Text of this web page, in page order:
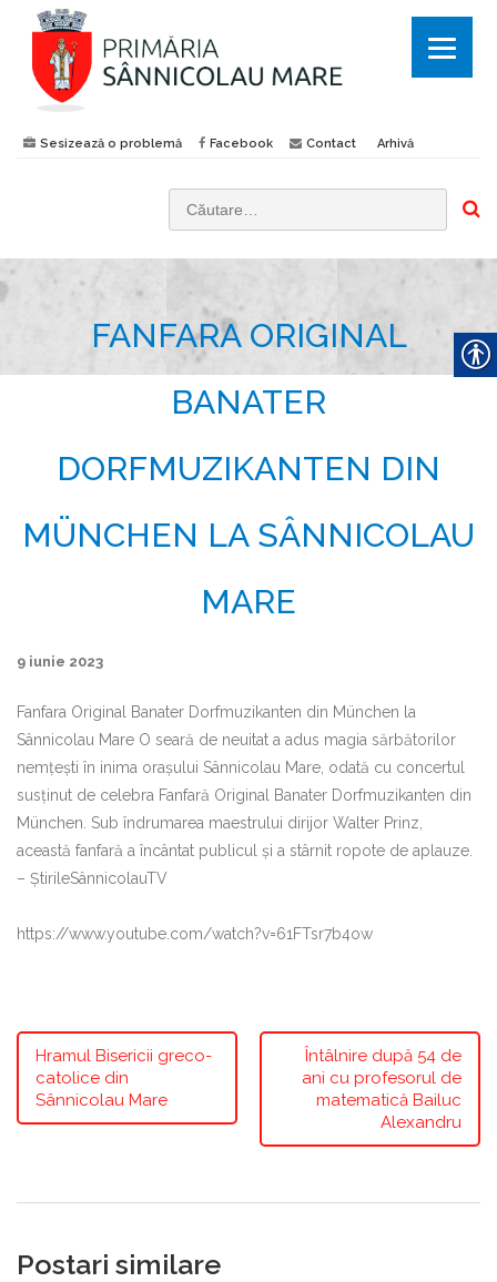
Sesizează o problemă Facebook Contact Arhivă
FANFARA ORIGINAL
BANATER
DORFMUZIKANTEN DIN
MÜNCHEN LA SÂNNICOLAU
MARE
9 iunie 2023
Fanfara Original Banater Dorfmuzikanten din München la
Sânnicolau Mare O seară de neuitat a adus magia sărbătorilor
nemțești în inima orașului Sânnicolau Mare, odată cu concertul
susținut de celebra Fanfară Original Banater Dorfmuzikanten din
München. Sub îndrumarea maestrului dirijor Walter Prinz,
această fanfară a încântat publicul și a stârnit ropote de aplauze.
– ȘtirileSânnicolauTV
https://www.youtube.com/watch?v=61FTsr7b4ow
Hramul Bisericii greco-
catolice din
Sânnicolau Mare
Întâlnire după 54 de
ani cu profesorul de
matematică Bailuc
Alexandru
Postari similare